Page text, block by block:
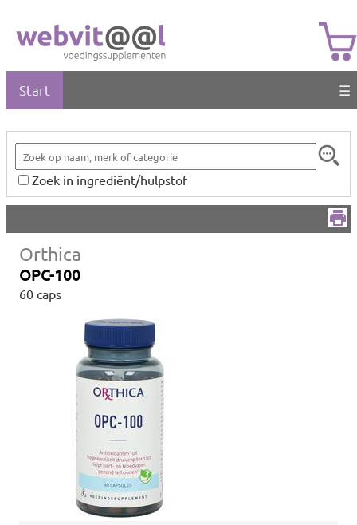
Start ☰
Zoek in ingrediënt/hulpstof
Orthica
OPC-100
60 caps